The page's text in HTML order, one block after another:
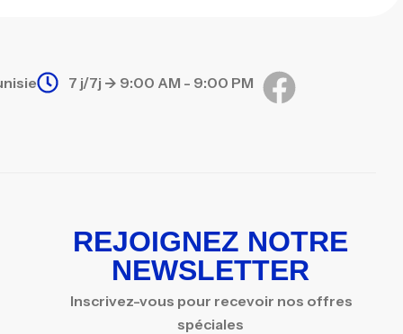
7 j/7j -> 9:00 AM - 9:00 PM
REJOIGNEZ NOTRE
NEWSLETTER
Inscrivez-vous pour recevoir nos offres
spéciales